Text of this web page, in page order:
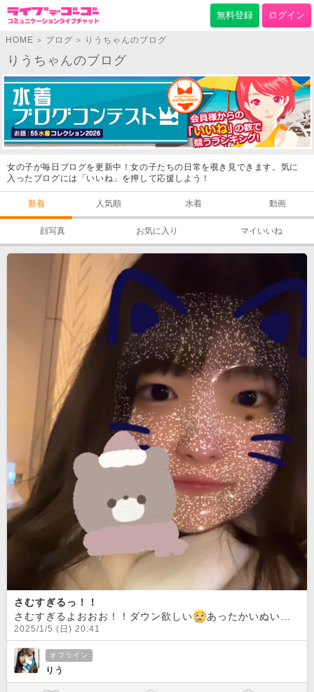
無料登録 ログイン
HOME > ブログ > りうちゃんのブログ
りうちゃんのブログ
女の子が毎日ブログを更新中！女の子たちの日常を覗き見できます。気に
入ったブログには「いいね」を押して応援しよう！
新着 人気順 水着 動画
顔写真 お気に入り マイいいね
さむすぎるっ！！
さむすぎるよおおお！！ダウン欲しい
あったかいぬいぐるみで癒されたい
2025/1/5 (日) 20:41
オフライン
りう